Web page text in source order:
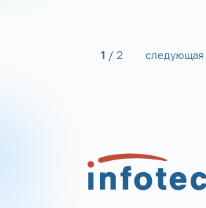
1 2 следующая